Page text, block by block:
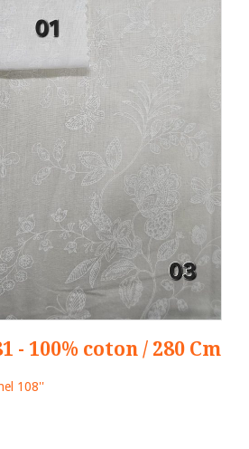
- 100% coton / 280 Cm
108''